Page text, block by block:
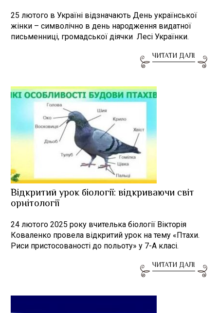
25 лютого в Україні відзначають День української
жінки – символічно в день народження видатної
письменниці, громадської діячки Лесі Українки.
ЧИТАТИ ДАЛІ
Відкритий урок біології: відкриваючи світ
орнітології
24 лютого 2025 року вчителька біології Вікторія
Коваленко провела відкритий урок на тему «Птахи.
Риси пристосованості до польоту» у 7-А класі.
ЧИТАТИ ДАЛІ